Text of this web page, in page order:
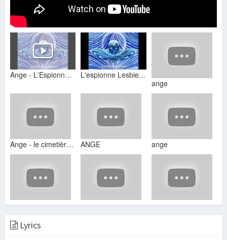
Ange - L'Espionne lesbienne
L'espionne Lesbienne ANGE album Le cimetiere des Arlequins
ange
Ange - le cimetière des arlequins ANGE ange
Ange Ange ANGE
Lyrics